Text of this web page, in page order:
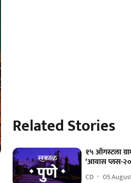
Related Stories
१५ ऑगस्टला
‘आवास प्लस-
CD 05